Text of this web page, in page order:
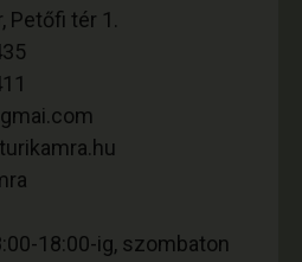
Petőfi tér 1.
18:00-ig, szombaton